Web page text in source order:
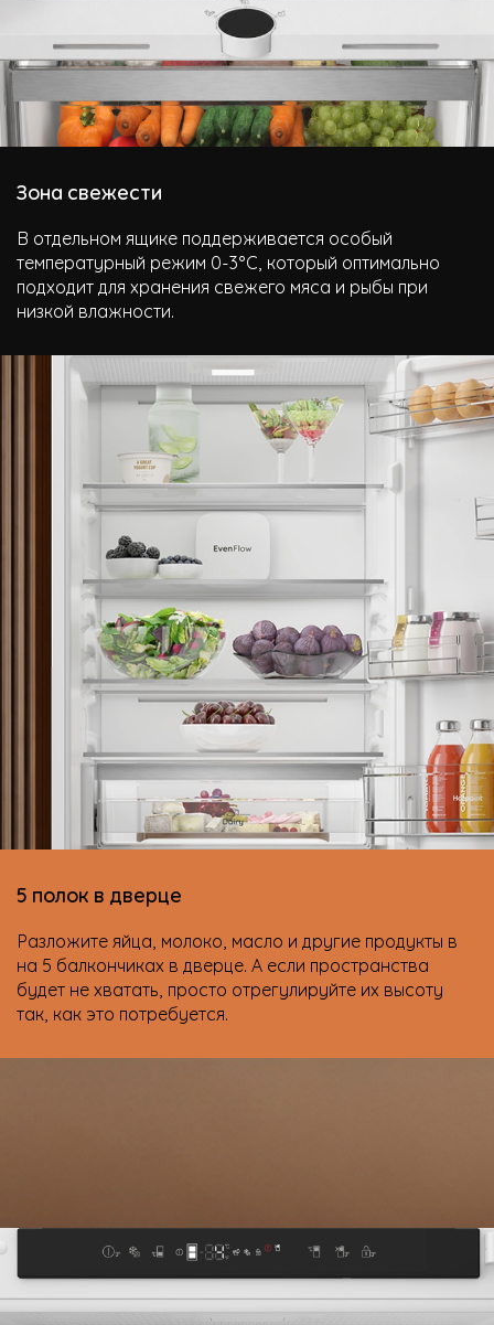
Зона свежести
В отдельном ящике поддерживается особый
температурный режим 0-3°C, который оптимально
подходит для хранения свежего мяса и рыбы при
низкой влажности.
5 полок в дверце
Разложите яйца, молоко, масло и другие продукты в
на 5 балкончиках в дверце. А если пространства
будет не хватать, просто отрегулируйте их высоту
так, как это потребуется.